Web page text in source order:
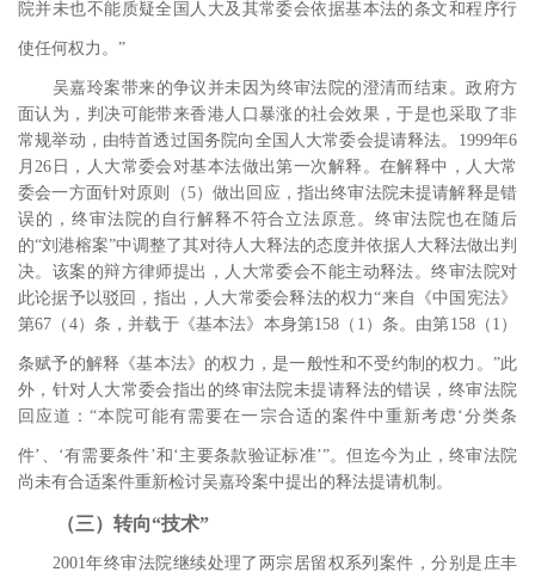
院并未也不能质疑全国人大及其常委会依据基本法的条文和程序行
使任何权力。”
吴嘉玲案带来的争议并未因为终审法院的澄清而结束。政府方
面认为，判决可能带来香港人口暴涨的社会效果，于是也采取了非
常规举动，由特首透过国务院向全国人大常委会提请释法。 1999年6
月 26 日，人大常委会对基本法做出第一次解释。在解释中，人大常
委会一方面针对原则（5）做出回应，指出终审法院未提请解释是错
误的，终审法院的自行解释不符合立法原意。终审法院也在随后
的“刘港榕案”中调整了其对待人大释法的态度并依据人大释法做出判
决。该案的辩方律师提出，人大常委会不能主动释法。终审法院对
此论据予以驳回，指出，人大常委会释法的权力“来自《中国宪法》
第67 （ 4）条，并载于《基本法》本身第158 （ 1 ）条。由第158（ 1 ）
条赋予的解释《基本法》的权力，是一般性和不受约制的权力。”此
外，针对人大常委会指出的终审法院未提请释法的错误，终审法院
回应道：“本院可能有需要在一宗合适的案件中重新考虑‘分类条
件’、‘有需要条件’和‘主要条款验证标准’”。但迄今为止，终审法院
尚未有合适案件重新检讨吴嘉玲案中提出的释法提请机制。
（三）转向“技术”
2001 年终审法院继续处理了两宗居留权系列案件，分别是庄丰